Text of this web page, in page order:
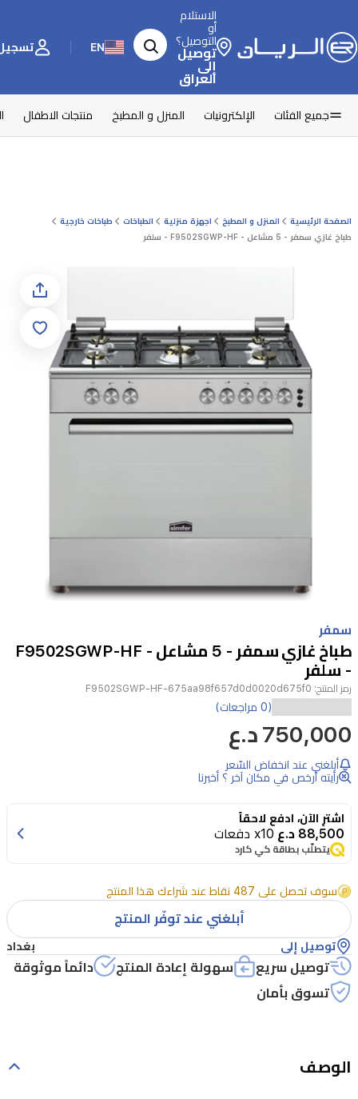
الاستلام
أو
التوصيل؟
توصيل
إلى
العراق
EN تسجيل
جميع الفئات الإلكترونيات المنزل و المطبخ منتجات الاطفال
الصفحة الرئيسية المنزل و المطبخ اجهزة منزلية الطباخات
طباخات خارجية
طباخ غازي سمفر - 5 مشاعل - F9502SGWP-HF - سلفر
1
of
1
سمفر
طباخ غازي سمفر - 5 مشاعل - F9502SGWP-HF
- سلفر
رمز المنتج: F9502SGWP-HF-675aa98f657d0d0020d675f0
(0 مراجعات)
750,000 د.ع
أبلغني عند انخفاض السّعر
رأيته أرخص في مكان آخر ؟ أخبرنا
اشترِ الآن، ادفع لاحقاً
88,500 د.ع x10 دفعات
يتطلّب بطاقة كي كارد
سوف تحصل على 487 نقاط عند شراءك هذا المنتج
أبلغني عند توفّر المنتج
توصيل إلى بغداد
توصيل سريع سهولة إعادة المنتج
دائماً موثوقة
تسوق بأمان
الوصف